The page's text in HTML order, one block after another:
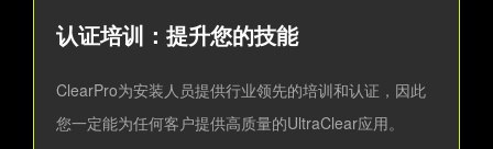
认证培训：提升您的技能
ClearPro为安装人员提供行业领先的培训和认证，因此
您一定能为任何客户提供高质量的UltraClear应用。